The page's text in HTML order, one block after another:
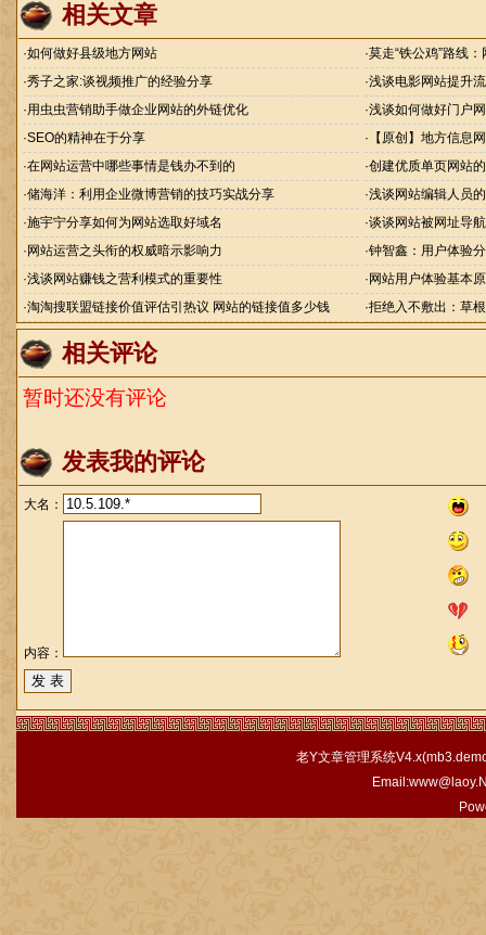
相关文章
·如何做好县级地方网站 ·莫走“铁公鸡”路线
·秀子之家:谈视频推广的经验分享 ·浅谈电影网站提升
·用虫虫营销助手做企业网站的外链优化 ·浅谈如何做好门户
·SEO的精神在于分享 · 【原创】地方信息
·在网站运营中哪些事情是钱办不到的 ·创建优质单页网站
·储海洋：利用企业微博营销的技巧实战分享 ·浅谈网站编辑人员
·施宇宁分享如何为网站选取好域名 ·谈谈网站被网址导
· 网站运营之头衔的权威暗示影响力 ·钟智鑫：用户体验
·浅谈网站赚钱之营利模式的重要性 · 网站用户体验基本
·淘淘搜联盟链接价值评估引热议 网站的链接值多少钱 ·拒绝入不敷出：草
相关评论
暂时还没有评论
发表我的评论
大名：
内容：
老Y文章管理系统V4.x(